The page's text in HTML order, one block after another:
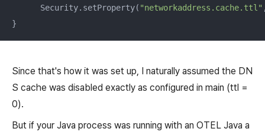
      Security.setProperty(
"networkaddress.cache.ttl"
}
Since that's how it was set up, I naturally assumed the DN
S cache was disabled exactly as configured in main (ttl =
0).
But if your Java process was running with an OTEL Java a